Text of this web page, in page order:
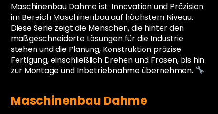
Maschinenbau Dahme ist Innovation und Präzision
im Bereich Maschinenbau auf höchstem Niveau.
Diese Serie zeigt die Menschen, die hinter den
maßgeschneiderte Lösungen für die Industrie
stehen und die Planung, Konstruktion präzise
Fertigung, einschließlich Drehen und Fräsen, bis hin
zur Montage und Inbetriebnahme übernehmen.
Maschinenbau Dahme